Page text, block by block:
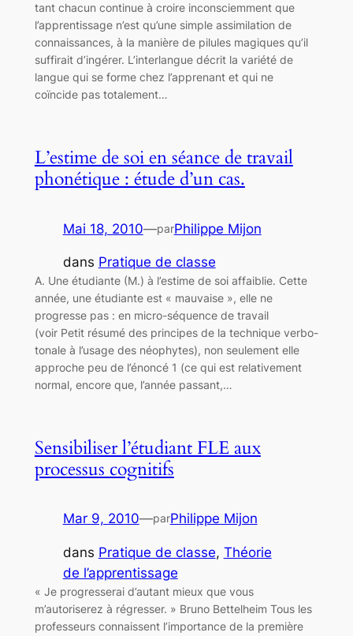
tant chacun continue à croire inconsciemment que
l’apprentissage n’est qu’une simple assimilation de
connaissances, à la manière de pilules magiques qu’il
suffirait d’ingérer. L’interlangue décrit la variété de
langue qui se forme chez l’apprenant et qui ne
coïncide pas totalement…
L’estime de soi en séance de travail
phonétique : étude d’un cas.
Mai 18, 2010—parPhilippe Mijon
dans Pratique de classe
A. Une étudiante (M.) à l’estime de soi affaiblie. Cette
année, une étudiante est « mauvaise », elle ne
progresse pas : en micro-séquence de travail
(voir Petit résumé des principes de la technique verbo-
tonale à l’usage des néophytes), non seulement elle
approche peu de l’énoncé 1 (ce qui est relativement
normal, encore que, l’année passant,…
Sensibiliser l’étudiant FLE aux
processus cognitifs
Mar 9, 2010—parPhilippe Mijon
dans Pratique de classe, Théorie
de l’apprentissage
« Je progresserai d’autant mieux que vous
m’autoriserez à régresser. » Bruno Bettelheim Tous les
professeurs connaissent l’importance de la première